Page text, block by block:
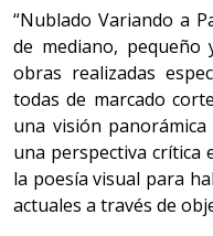
“Nublado Variando a
de mediano,
obras realizadas
todas de marcado
una visión
una perspectiva crítica
la poesía visual para
actuales a través de